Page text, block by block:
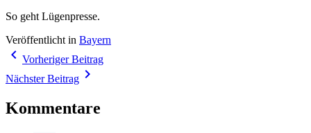
So geht Lügenpresse.
Veröffentlicht in Bayern
Beitragsnavigation
navigate_before Vorheriger Beitrag
Nächster Beitrag navigate_next
Kommentare